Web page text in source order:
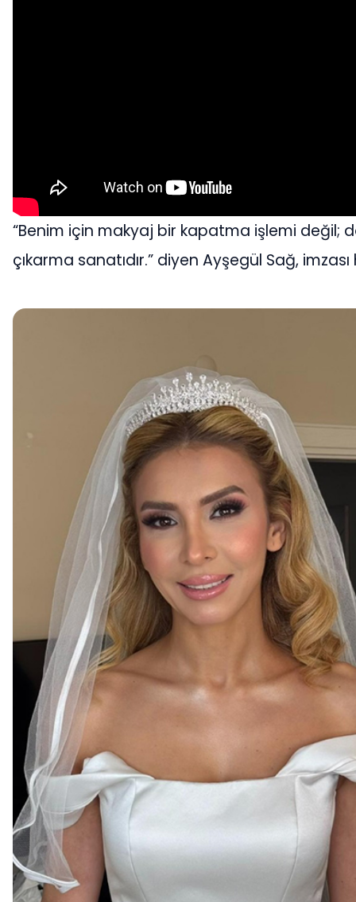
“Benim için makyaj bir kapatma işlemi değil;
çıkarma sanatıdır.” diyen Ayşegül Sağ,